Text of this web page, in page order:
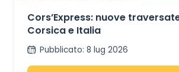
Cors’Express: nuove
Corsica e Italia
Pubblicato: 8 lug 2026